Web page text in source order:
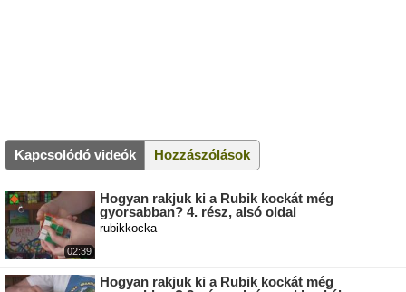
Kapcsolódó videók Hozzászólások
02:39
Hogyan rakjuk ki a Rubik kockát még
gyorsabban? 4. rész, alsó oldal
rubikkocka
Hogyan rakjuk ki a Rubik kockát még